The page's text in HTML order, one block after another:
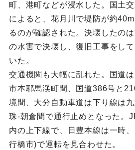
町、港町などが浸水した。国土
によると、花月川で堤防が約
るのが確認された。決壊したの
の水害で決壊し、復旧工事をして
いた。
交通機関も大幅に乱れた。国道
市本耶馬渓町間、国道386号と
境間、大分自動車道は下り線は
珠-朝倉間で通行止めとなった。
内の上下線で、日豊本線は一時
行橋市)で運転を見合わせた。